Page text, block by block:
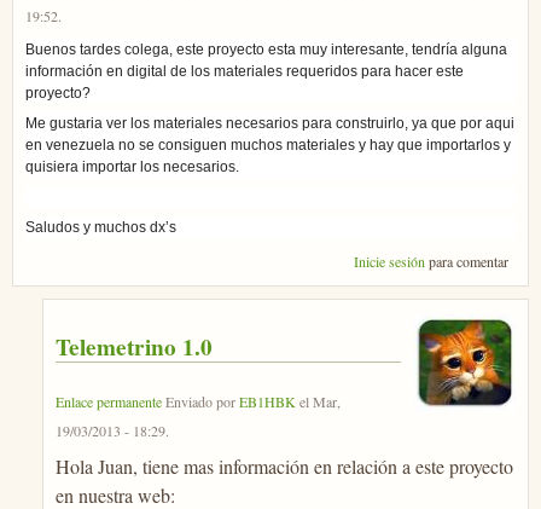
19:52.
Buenos tardes colega, este proyecto esta muy interesante, tendría alguna
información en digital de los materiales requeridos para hacer este
proyecto?
Me gustaria ver los materiales necesarios para construirlo, ya que por aqui
en venezuela no se consiguen muchos materiales y hay que importarlos y
quisiera importar los necesarios.
Saludos y muchos dx’s
Inicie sesión para comentar
Telemetrino 1.0
Enlace permanenteEnviado porEB1HBK elMar,
19/03/2013 - 18:29.
Hola Juan, tiene mas información en relación a este proyecto
en nuestra web: